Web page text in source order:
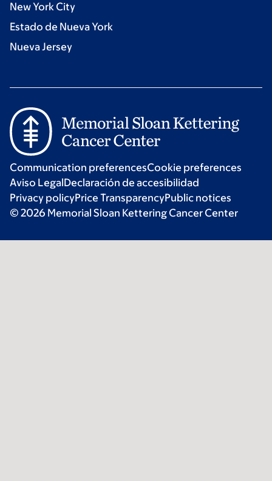
New York City
Estado de Nueva York
Nueva Jersey
Communication preferencesCookie preferences
Aviso LegalDeclaración de accesibilidad
Privacy policyPrice TransparencyPublic notices
© 2026 Memorial Sloan Kettering Cancer Center